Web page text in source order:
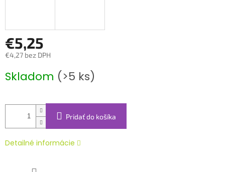
€5,25
€4,27 bez DPH
cena:
Skladom (>5 ks)
Pridať do košíka
Detailné informácie